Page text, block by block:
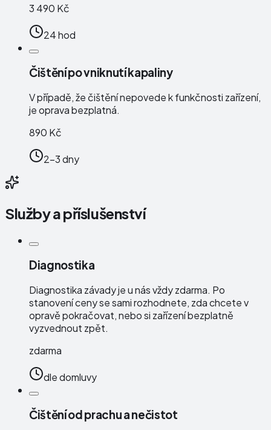
3 490 Kč
24 hod
Čištění po vniknutí kapaliny
V případě, že čištění nepovede k funkčnosti zařízení,
je oprava bezplatná.
890 Kč
2-3 dny
Služby a příslušenství
Diagnostika
Diagnostika závady je u nás vždy zdarma. Po
stanovení ceny se sami rozhodnete, zda chcete v
opravě pokračovat, nebo si zařízení bezplatně
vyzvednout zpět.
zdarma
dle domluvy
Čištění od prachu a nečistot